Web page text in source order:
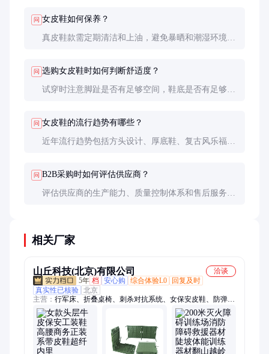
问 女皮鞋如何保养？
真皮鞋款需定期清洁和上油，避免暴晒和潮湿环境。
问 选购女皮鞋时如何判断舒适度？
试穿时注意脚趾是否有足够空间，鞋底是否有足够的
状态。
问 女皮鞋的流行趋势有哪些？
近年流行趋势包括方头设计、厚底鞋、复古风乐福鞋
问 B2B采购时如何评估供应商？
评估供应商的生产能力、质量控制体系和售后服务。
相关厂家
山丘科技(北京)有限公司
洽谈
5年 档 安心购 综合体验L0
回复及时
真实性已核验 北京
主营： 行军床、折叠桌椅、刺杀对抗系统、女保安皮鞋、防弹
衣、防弹头盔、反光背心、防刺服、防暴头盔、给养单元、排爆
服、防爆桶、防爆毯